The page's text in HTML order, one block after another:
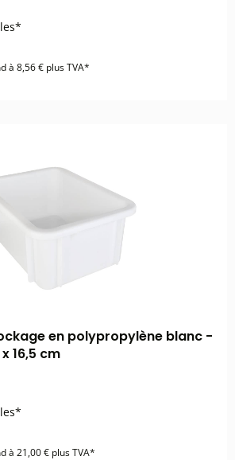
à 8,56 € plus TVA*
en polypropylène blanc -
16,5 cm
à 21,00 € plus TVA*